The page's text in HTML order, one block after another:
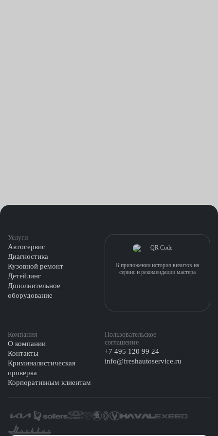
Услуги
Автосервис
Диагностика
Кузовной ремонт
Детейлинг
Дополнительное
оборудование
Компания
О компании
Контакты
Криминалистическая
проверка
Корпоративным клиентам
Пользовательское
соглашение
+7 495 120 99 24
info@freshautoservice.ru
В приложении история визитов на
сервис и рекомендации мастера